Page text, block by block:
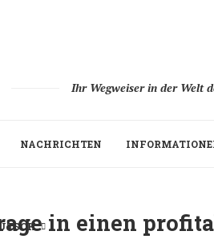
Ihr Wegweiser in der Welt
NACHRICHTEN
in einen